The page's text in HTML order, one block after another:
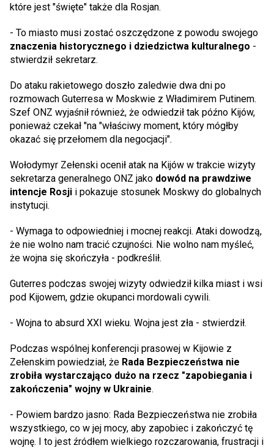
które jest "święte" także dla Rosjan.
- To miasto musi zostać oszczędzone z powodu swojego
znaczenia historycznego i dziedzictwa kulturalnego -
stwierdził sekretarz.
Do ataku rakietowego doszło zaledwie dwa dni po
rozmowach Guterresa w Moskwie z Władimirem Putinem.
Szef ONZ wyjaśnił również, że odwiedził tak późno Kijów,
ponieważ czekał "na "właściwy moment, który mógłby
okazać się przełomem dla negocjacji".
Wołodymyr Zełenski ocenił atak na Kijów w trakcie wizyty
sekretarza generalnego ONZ jako dowód na prawdziwe
intencje Rosji i pokazuje stosunek Moskwy do globalnych
instytucji.
- Wymaga to odpowiedniej i mocnej reakcji. Ataki dowodzą,
że nie wolno nam tracić czujności. Nie wolno nam myśleć,
że wojna się skończyła - podkreślił.
Guterres podczas swojej wizyty odwiedził kilka miast i wsi
pod Kijowem, gdzie okupanci mordowali cywili.
- Wojna to absurd XXI wieku. Wojna jest zła - stwierdził.
Podczas wspólnej konferencji prasowej w Kijowie z
Zełenskim powiedział, że Rada Bezpieczeństwa nie
zrobiła wystarczająco dużo na rzecz "zapobiegania i
zakończenia" wojny w Ukrainie.
- Powiem bardzo jasno: Rada Bezpieczeństwa nie zrobiła
wszystkiego, co w jej mocy, aby zapobiec i zakończyć tę
wojnę. I to jest źródłem wielkiego rozczarowania, frustracji i